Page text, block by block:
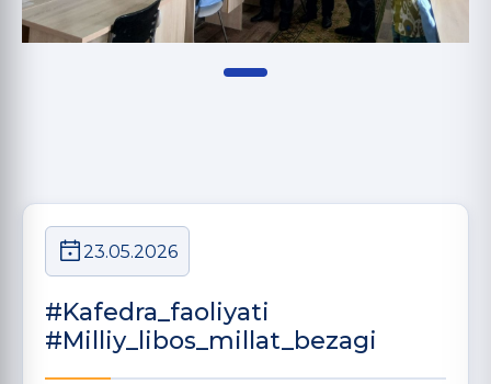
23.05.2026
#Kafedra_faoliyati
#Milliy_libos_millat_bezagi